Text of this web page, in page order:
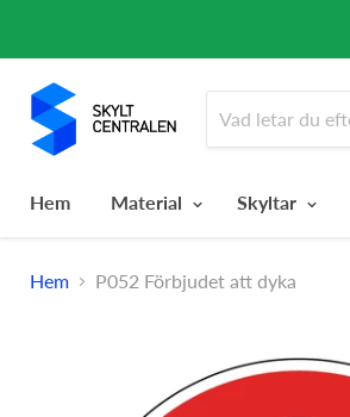
Hem
Material Skyltar
Hem P052 Förbjudet att dyka